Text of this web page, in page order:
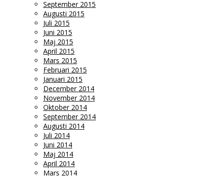
September 2015
Augusti 2015
Juli 2015
Juni 2015
Maj 2015
April 2015
Mars 2015
Februari 2015
Januari 2015
December 2014
November 2014
Oktober 2014
September 2014
Augusti 2014
Juli 2014
Juni 2014
Maj 2014
April 2014
Mars 2014